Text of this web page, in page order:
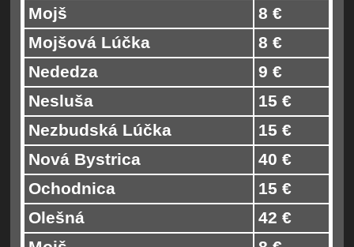
Mojš
8 €
Mojšová Lúčka
8 €
Nededza
9 €
Nesluša
15 €
Nezbudská Lúčka
15 €
Nová Bystrica
40 €
Ochodnica
15 €
Olešná
42 €